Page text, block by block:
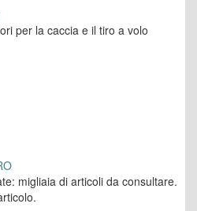
per la caccia e il tiro a volo
migliaia di articoli da consultare.